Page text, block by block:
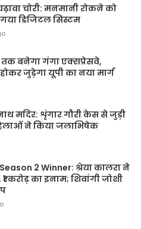
चोरी: मनमानी रोकने को
डिजिटल सिस्टम
तक बनेगा गंगा एक्सप्रेसवे,
जुड़ेगा यूपी का नया मार्ग
मदिर: शृंगार गौरी केस से जुड़ी
ने किया जलाभिषेक
2 Winner: श्रेया कालरा ने
₹1 करोड़ का इनाम; शिवांगी जोशी